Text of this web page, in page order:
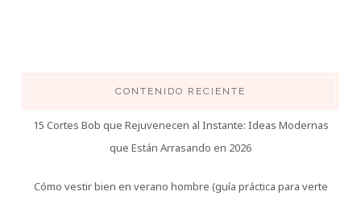
CONTENIDO RECIENTE
15 Cortes Bob que Rejuvenecen al Instante: Ideas Modernas
que Están Arrasando en 2026
Cómo vestir bien en verano hombre (guía práctica para verte